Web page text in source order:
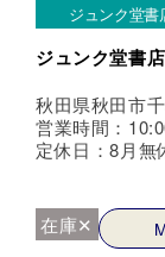
ジュンク堂書
ジュンク堂書
秋田県秋田市
営業時間：
定休日：8月無
在庫✕